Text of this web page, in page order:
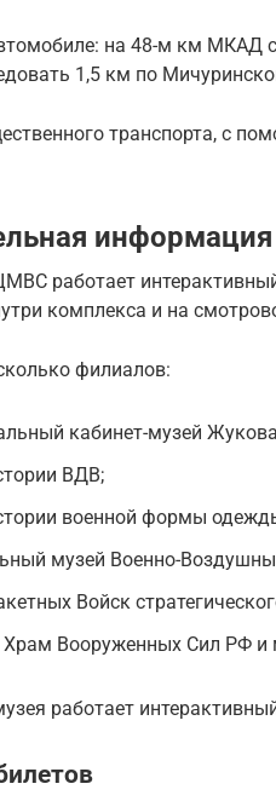
на 48-м км МКАД
1,5 км по
транспорта, с
информация
работает
комплекса и на
филиалов:
кабинет-музей
ВДВ;
военной формы
музей Военно-
Войск
Храм Вооруженных Сил РФ и
работает